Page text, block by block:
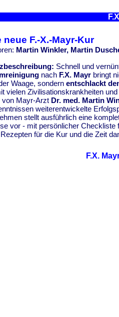
neue F.-X.-Mayr-Kur
Martin Winkler, Martin
Schnell und
nach F.X. Mayr bringt
Waage, sondern entschlackt
vielen Zivilisationskrankheiten
von Mayr-Arzt Dr. med. Martin
weiterentwickelte
stellt ausführlich eine
vor - mit persönlicher Checkliste
für die Kur und die Zeit
F.X.